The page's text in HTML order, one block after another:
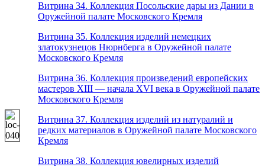
Витрина 34. Коллекция Посольские дары из Дании в
Оружейной палате Московского Кремля
Витрина 35. Коллекция изделий немецких
златокузнецов Нюрнберга в Оружейной палате
Московского Кремля
Витрина 36. Коллекция произведений европейских
мастеров XIII — начала XVI века в Оружейной палате
Московского Кремля
Витрина 37. Коллекция изделий из натуралий и
редких материалов в Оружейной палате Московского
Кремля
Витрина 38. Коллекция ювелирных изделий